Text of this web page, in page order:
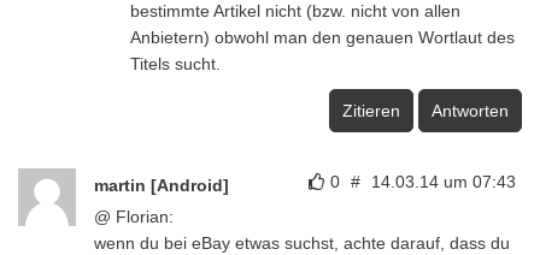
bestimmte Artikel nicht (bzw. nicht von allen
Anbietern) obwohl man den genauen Wortlaut des
Titels sucht.
Zitieren Antworten
0 # 14.03.14 um 07:43
martin [Android]
@ Florian:
wenn du bei eBay etwas suchst, achte darauf, dass du